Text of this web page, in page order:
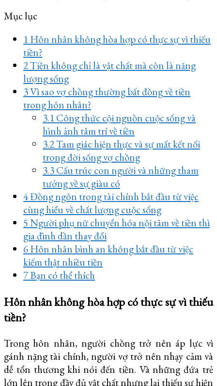
Mục lục
1 Hôn nhân không hòa hợp có thực sự vì thiếu
tiền?
2Tiền không chỉ là vật chất mà còn là năng
lượng sống
3Vì sao vợ chồng thường bất đồng về tiền
trong hôn nhân?
3.1 Công thức cội nguồn cuộc sống và
hình ảnh tâm trí về tiền
3.2Tam giác hiện thực và sự mất kết nối
trong đời sống vợ chồng
3.3Cấu trúc con người và những tham
tưởng về sự giàu có
4Đồng ngôn trong tài chính bắt đầu từ việc
cùng hiểu về chất lượng cuộc sống
5Người phụ nữ chuyển hóa nội tâm về tiền thì
gia đình dần thay đổi
6Hôn nhân bình an không bắt đầu từ việc
kiếm thật nhiều tiền
7Bạn có thể thích
Hôn nhân không hòa hợp có thực sự vì thiếu
tiền?
Trong hôn nhân, người chồng trở nên áp lực vì
gánh nặng tài chính, người vợ trở nên nhạy cảm và
dễ tổn thương khi nói đến tiền. Và những đứa trẻ
lớn lên trong đầy đủ vật chất nhưng lại thiếu sự hiện